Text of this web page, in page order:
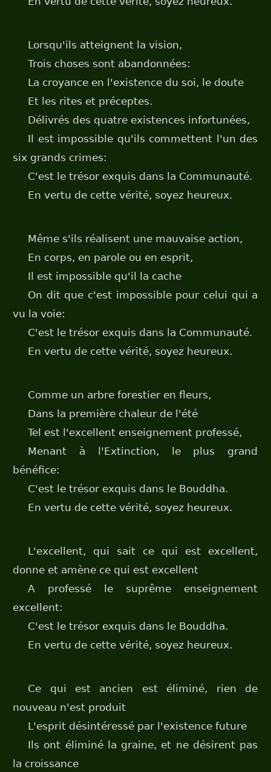
Lorsqu'ils atteignent la vision,
Trois choses sont abandonnées:
La croyance en l'existence du soi, le doute
Et les rites et préceptes.
Délivrés des quatre existences infortunées,
Il est impossible qu'ils commettent l'un des
six grands crimes:
C'est le trésor exquis dans la Communauté.
En vertu de cette vérité, soyez heureux.
Même s'ils réalisent une mauvaise action,
En corps, en parole ou en esprit,
Il est impossible qu'il la cache
On dit que c'est impossible pour celui qui a
vu la voie:
C'est le trésor exquis dans la Communauté.
En vertu de cette vérité, soyez heureux.
Comme un arbre forestier en fleurs,
Dans la première chaleur de l'été
Tel est l'excellent enseignement professé,
Menant à l'Extinction, le plus grand
bénéfice:
C'est le trésor exquis dans le Bouddha.
En vertu de cette vérité, soyez heureux.
L'excellent, qui sait ce qui est excellent,
donne et amène ce qui est excellent
A professé le suprême enseignement
excellent:
C'est le trésor exquis dans le Bouddha.
En vertu de cette vérité, soyez heureux.
Ce qui est ancien est éliminé, rien de
nouveau n'est produit
L'esprit désintéressé par l'existence future
Ils ont éliminé la graine, et ne désirent pas
la croissance